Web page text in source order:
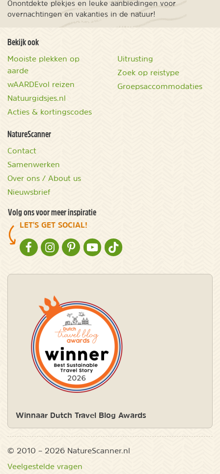
Onontdekte plekjes en leuke aanbiedingen voor
overnachtingen en vakanties in de natuur!
Bekijk ook
Mooiste plekken op
aarde
wAARDEvol reizen
Natuurgidsjes.nl
Acties & kortingscodes
Uitrusting
Zoek op reistype
Groepsaccommodaties
NatureScanner
Contact
Samenwerken
Over ons / About us
Nieuwsbrief
Volg ons voor meer inspiratie
LET'S GET SOCIAL!
NATURESCANNER OP FACEBOOK
NATURESCANNER OP INSTAGRAM
NATURESCANNER OP PINTEREST
NATURESCANNER OP YOUTUBE
NATURESCANNER OP TIKTOK
Winnaar Dutch Travel Blog Awards
© 2010 – 2026 NatureScanner.nl
Veelgestelde vragen